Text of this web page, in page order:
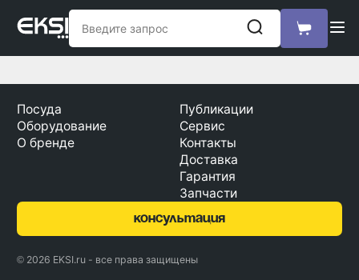
Посуда
Оборудование
О бренде
Публикации
Сервис
Контакты
Доставка
Гарантия
Запчасти
консультация
© 2026 EKSI.ru - все права защищены